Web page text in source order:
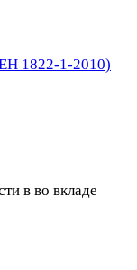
1822-1-2010)
в во вкладе